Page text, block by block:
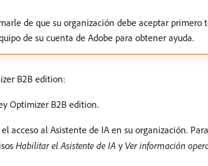
de que su organización debe aceptar primero
de su cuenta de Adobe para obtener ayuda.
B2B edition:
Optimizer B2B edition.
acceso al Asistente de IA en su organización.
Habilitar el Asistente de IA y Ver información